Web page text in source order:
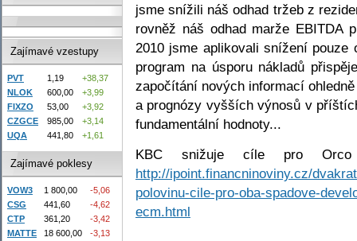
jsme snížili náš odhad tržeb z
rovněž náš odhad marže
2010 jsme aplikovali snížení
program na úsporu nákladů
započítání nových informací
a prognózy vyšších výnosů v
fundamentální hodnoty...
KBC snižuje cíle pro
http://ipoint.financninoviny.cz/
polovinu-cile-pro-oba-spadove-
ecm.html
Zajímavé vzestupy
PVT 1,19
+38,37
NLOK
600,00
+3,99
FIXZO
53,00
+3,92
CZGCE
985,00
+3,14
UQA
441,80 +1,61
Zajímavé poklesy
VOW3 1 800,00
-5,06
CSG
441,60
-4,62
CTP
361,20
-3,42
MATTE
18 600,00
-3,13